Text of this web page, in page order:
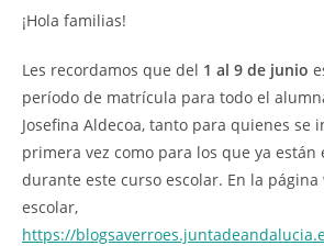
¡Hola familias!
Les recordamos que del 1 al 9 de junio
período de matrícula para todo el
Josefina Aldecoa, tanto para quienes se
primera vez como para los que ya están
durante este curso escolar. En la
escolar,
https://